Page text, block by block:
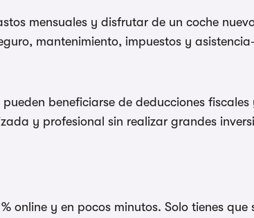
mensuales y disfrutar de un coche
mantenimiento, impuestos y
beneficiarse de deducciones
y profesional sin realizar grandes
online y en pocos minutos. Solo tienes